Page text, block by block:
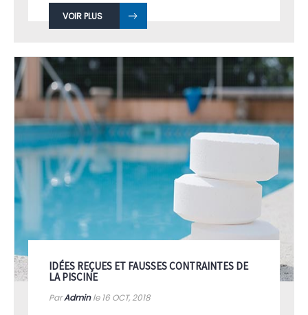
VOIR PLUS
IDÉES REÇUES ET FAUSSES CONTRAINTES DE
LA PISCINE
ParAdminle 16 OCT, 2018